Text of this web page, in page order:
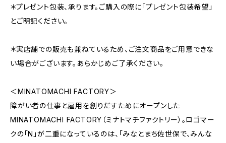
＊プレゼント包装、承ります。ご購入の際に「プレゼント包装希望」
とご明記ください。
＊実店舗での販売も兼ねているため、ご注文商品をご用意できな
い場合がございます。あらかじめご了承ください。
＜MINATOMACHI FACTORY＞
障がい者の仕事と雇用を創りだすためにオープンした
MINATOMACHI FACTORY（ミナトマチファクトリー）。ロゴマー
クの「N」が二重になっているのは、「みなとまち佐世保で、みんな